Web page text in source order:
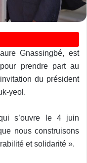
Gnassingbé, est
prendre part au
du président
yeol.
s’ouvre le 4 juin
nous construisons
et solidarité ».